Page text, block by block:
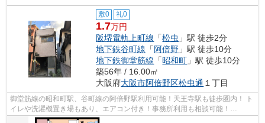
敷0 礼0
1.7万円
阪堺電軌上町線 「松虫 」駅 徒歩2分
地下鉄谷町線 「 阿倍野 」駅 徒歩10分
地下鉄御堂筋線 「昭和町 」駅 徒歩10分
築56年 / 16.00㎡
大阪府大阪市阿倍野区松虫通 １丁目
御堂筋線の昭和町駅、谷町線の阿倍野駅利用可能！天王寺駅も徒歩圏内！ ト
イレや洗濯機置き場もあり、エアコン付き！事務所利用も相談可能！
■□■□■□■□■□■□■□■□■□■□■□■□■□■□■□■□■□■□■...